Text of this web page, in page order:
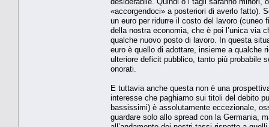
«accorgendoci» a posteriori di averlo fatto).
un euro per ridurre il costo del lavoro
della nostra economia, che è poi l’unica via
qualche nuovo posto di lavoro. In questa
euro è quello di adottare, insieme a qualche
ulteriore deficit pubblico, tanto più probabile
onorati.
E tuttavia anche questa non è una
interesse che paghiamo sui titoli del debito
bassissimi) è assolutamente eccezionale,
guardare solo allo spread con la Germania,